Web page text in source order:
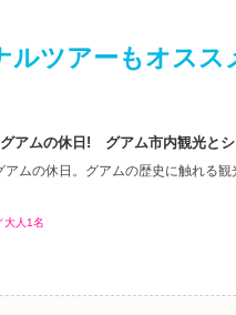
ツアーもオスス
アムの休日! グアム市内観光と
アムの休日。グアムの歴史に触れる
大人1名